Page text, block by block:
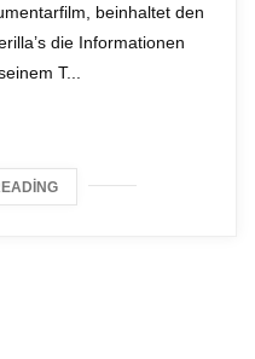
beinhaltet den
die Informationen
T...